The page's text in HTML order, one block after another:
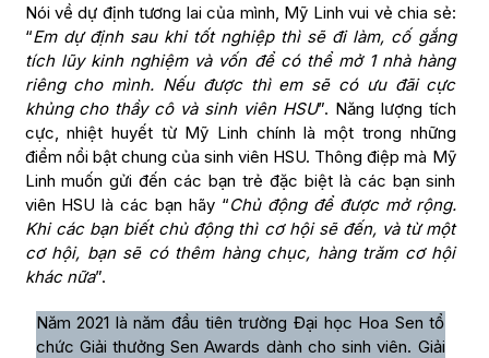
Nói về dự định tương lai của mình, Mỹ Linh vui vẻ chia sẻ:
“Em dự định sau khi tốt nghiệp thì sẽ đi làm, cố gắng
tích lũy kinh nghiệm và vốn để có thể mở 1 nhà hàng
riêng cho mình. Nếu được thì em sẽ có ưu đãi cực
khủng cho thầy cô và sinh viên HSU”. Năng lượng tích
cực, nhiệt huyết từ Mỹ Linh chính là một trong những
điểm nổi bật chung của sinh viên HSU. Thông điệp mà Mỹ
Linh muốn gửi đến các bạn trẻ đặc biệt là các bạn sinh
viên HSU là các bạn hãy “Chủ động để được mở rộng.
Khi các bạn biết chủ động thì cơ hội sẽ đến, và từ một
cơ hội, bạn sẽ có thêm hàng chục, hàng trăm cơ hội
khác nữa”.
Năm 2021 là năm đầu tiên trường Đại học Hoa Sen tổ
chức Giải thưởng Sen Awards dành cho sinh viên. Giải